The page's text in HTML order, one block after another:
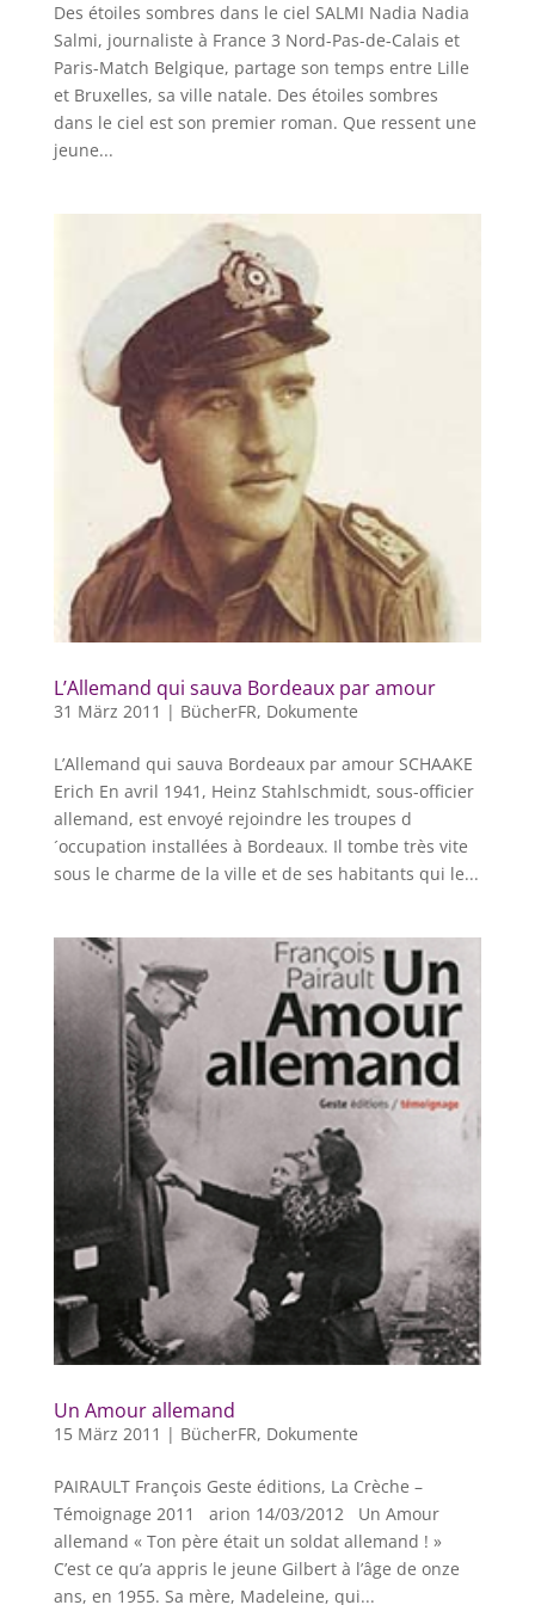
Des étoiles sombres dans le ciel SALMI Nadia Nadia
Salmi, journaliste à France 3 Nord-Pas-de-Calais et
Paris-Match Belgique, partage son temps entre Lille
et Bruxelles, sa ville natale. Des étoiles sombres
dans le ciel est son premier roman. Que ressent une
jeune...
L’Allemand qui sauva Bordeaux par amour
31 März 2011 | BücherFR, Dokumente
L’Allemand qui sauva Bordeaux par amour SCHAAKE
Erich En avril 1941, Heinz Stahlschmidt, sous-officier
allemand, est envoyé rejoindre les troupes d
´occupation installées à Bordeaux. Il tombe très vite
sous le charme de la ville et de ses habitants qui le...
Un Amour allemand
15 März 2011 | BücherFR, Dokumente
PAIRAULT François Geste éditions, La Crèche –
Témoignage 2011 arion 14/03/2012 Un Amour
allemand « Ton père était un soldat allemand ! »
C’est ce qu’a appris le jeune Gilbert à l’âge de onze
ans, en 1955. Sa mère, Madeleine, qui...